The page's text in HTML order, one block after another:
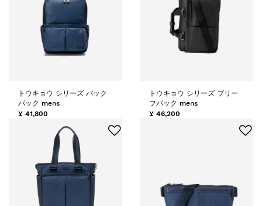
トウキョウ シリーズ バック
パック mens
¥ 41,800
トウキョウ シリーズ ブリー
フパック mens
¥ 46,200